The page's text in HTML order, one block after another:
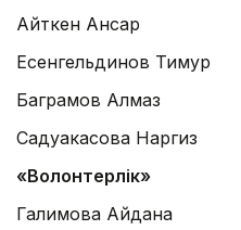
Айткен Ансар
Есенгельдинов Тимур
Баграмов Алмаз
Садуакасова Наргиз
«Волонтерлік»
Галимова Айдана